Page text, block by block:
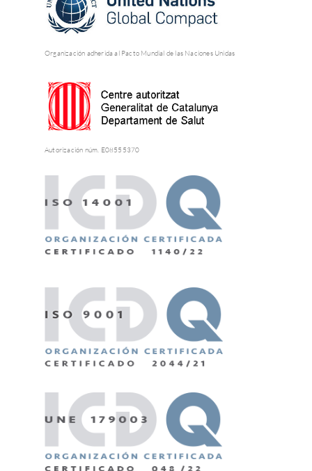
Organización adherida al Pacto Mundial de las Naciones Unidas
Autorización núm. E08555370